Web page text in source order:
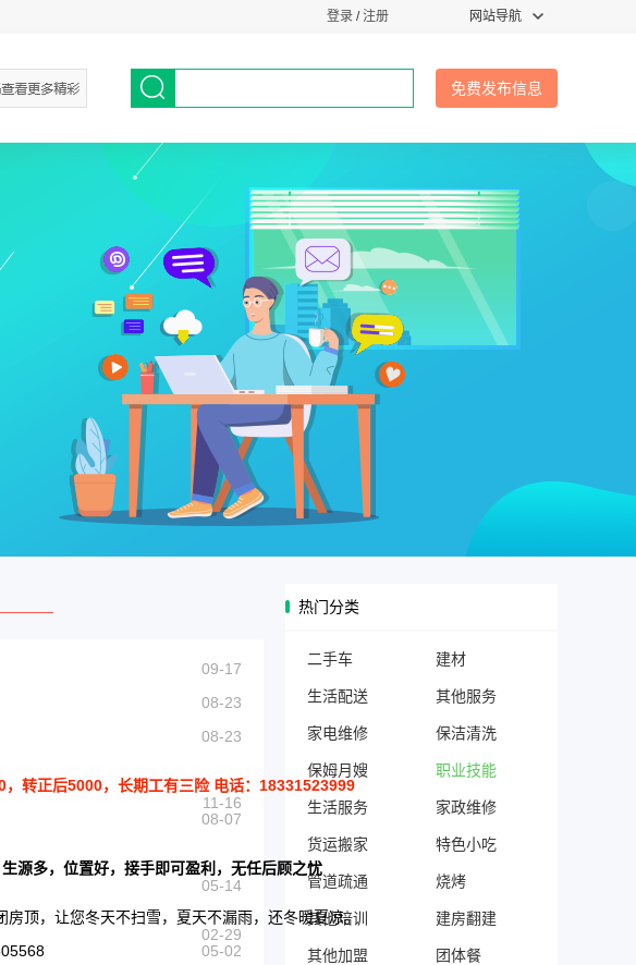
登录 /注册 网站导航
免费发布信息
热门分类
二手车 建材
生活配送 其他服务
家电维修 保洁清洗
保姆月嫂 职业技能
生活服务 家政维修
货运搬家 特色小吃
管道疏通 烧烤
其他培训 建房翻建
其他加盟 团体餐
09-17
08-23
08-23
转正后5000，长期工有三险 电话：18331523999
11-16
08-07
源多，位置好，接手即可盈利，无任后顾之忧
05-14
顶，让您冬天不扫雪，夏天不漏雨，还冬暖夏凉。
02-29
05-02